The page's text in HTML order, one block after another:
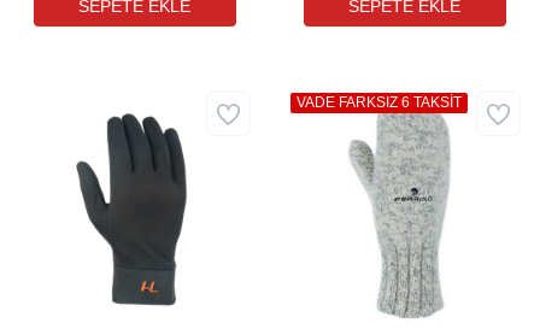
VADE FARKSIZ 6 TAKSİT